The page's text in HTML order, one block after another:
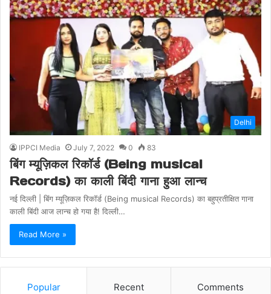
Delhi
IPPCI Media July 7, 2022 0 83
बिंग म्यूज़िकल रिकॉर्ड (Being musical
Records) का काली बिंदी गाना हुआ लान्च
नई दिल्ली | बिंग म्यूज़िकल रिकॉर्ड (Being musical Records) का बहुप्रतीक्षित गाना
काली बिंदी आज लान्च हो गया है! दिल्ली…
Read More »
Popular Recent Comments